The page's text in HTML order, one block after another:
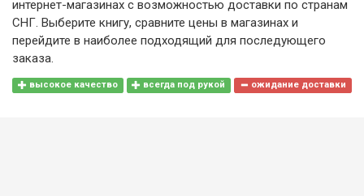
интернет-магазинах с возможностью доставки по странам
СНГ. Выберите книгу, сравните цены в магазинах и
перейдите в наиболее подходящий для последующего
заказа.
высокое качество всегда под рукой ожидание доставки